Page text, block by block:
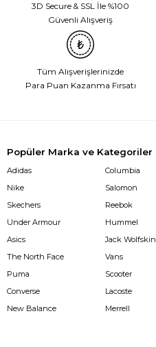
3D Secure & SSL İle %100
Güvenli Alışveriş
Tüm Alışverişlerinizde
Para Puan Kazanma Fırsatı
Popüler Marka ve Kategoriler
Adidas
Nike
Skechers
Under Armour
Asics
The North Face
Puma
Converse
New Balance
Columbia
Salomon
Reebok
Hummel
Jack Wolfskin
Vans
Scooter
Lacoste
Merrell